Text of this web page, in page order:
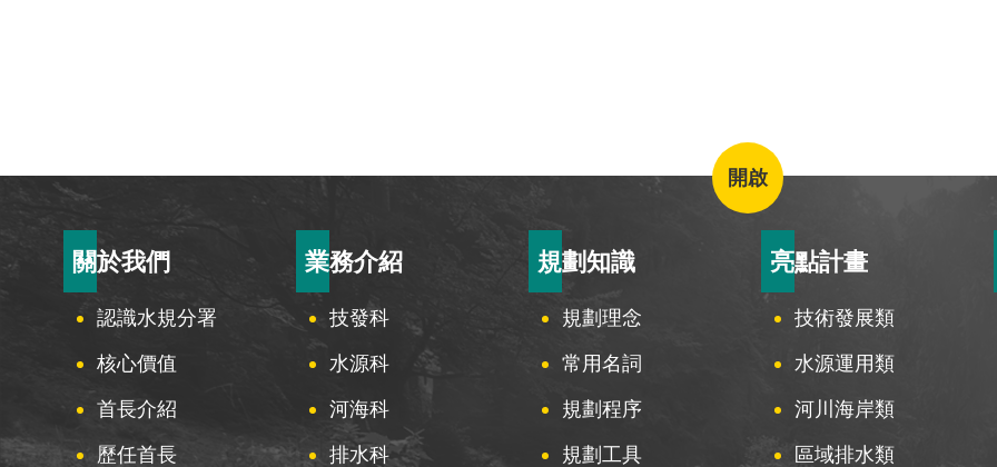
開啟
關於我們
認識水規分署
核心價值
首長介紹
歷任首長
業務介紹
技發科
水源科
河海科
排水科
規劃知識
規劃理念
常用名詞
規劃程序
規劃工具
亮點計畫
技術發展類
水源運用類
河川海岸類
區域排水類